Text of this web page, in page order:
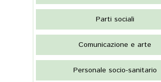
Parti sociali
Comunicazione e arte
Personale socio-sanitario